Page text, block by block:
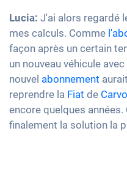
Lucia: J'ai alors regardé
mes calculs. Comme
façon après un certain
un nouveau véhicule
nouvel abonnement
reprendre la Fiat de
encore quelques
finalement la solution la